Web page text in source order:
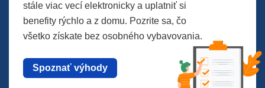
stále viac vecí elektronicky a uplatniť si
benefity rýchlo a z domu. Pozrite sa, čo
všetko získate bez osobného vybavovania.
Spoznať výhody